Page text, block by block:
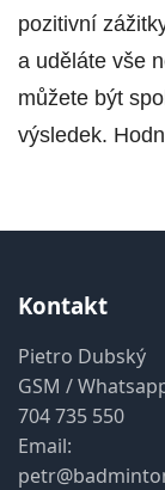
pozitivní
a uděláte vše
můžete být
výsledek.
Kontakt
Pietro Dubský
GSM /
704 735 550
Email: